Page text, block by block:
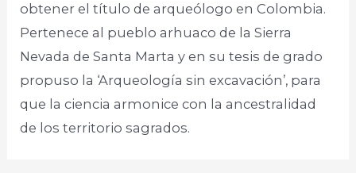
obtener el título de arqueólogo en Colombia.
Pertenece al pueblo arhuaco de la Sierra
Nevada de Santa Marta y en su tesis de grado
propuso la ‘Arqueología sin excavación’, para
que la ciencia armonice con la ancestralidad
de los territorio sagrados.​